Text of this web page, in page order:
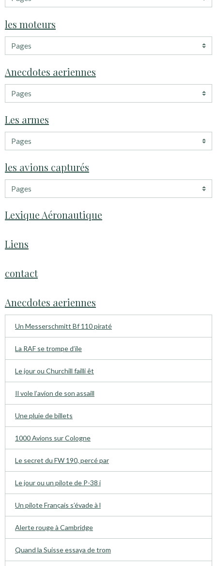
les moteurs
Anecdotes aeriennes
Les armes
les avions capturés
Lexique Aéronautique
Liens
contact
Anecdotes aeriennes
Un Messerschmitt Bf 110 piraté
La RAF se trompe d’ile
Le jour ou Churchill failli êt
Il vole l’avion de son assaill
Une pluie de billets
1000 Avions sur Cologne
Le secret du FW 190, percé par
Le jour ou un pilote de P-38 i
Un pilote Français s’évade à l
Alerte rouge à Cambridge
Quand la Suisse essaya de trom